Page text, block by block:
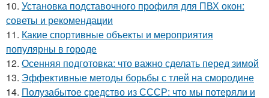
10. Установка подставочного профиля для ПВХ окон:
советы и рекомендации
11. Какие спортивные объекты и мероприятия
популярны в городе
12. Осенняя подготовка: что важно сделать перед зимой
13. Эффективные методы борьбы с тлей на смородине
14. Полузабытое средство из СССР: что мы потеряли и